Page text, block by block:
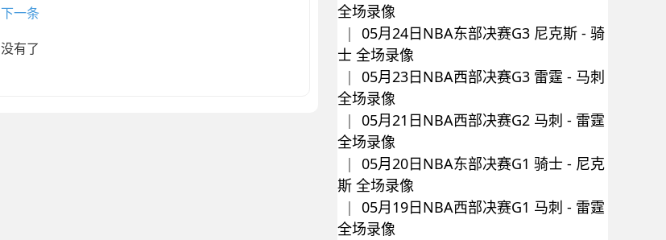
下一条
没有了
全场录像
| 05月24日NBA东部决赛G3 尼克斯 - 骑
士 全场录像
| 05月23日NBA西部决赛G3 雷霆 - 马刺
全场录像
| 05月21日NBA西部决赛G2 马刺 - 雷霆
全场录像
| 05月20日NBA东部决赛G1 骑士 - 尼克
斯 全场录像
| 05月19日NBA西部决赛G1 马刺 - 雷霆
全场录像